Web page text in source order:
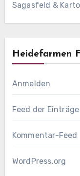
Sagasfeld &
Heidefarmen
Anmelden
Feed der Einträge
Kommentar-Feed
WordPress.org